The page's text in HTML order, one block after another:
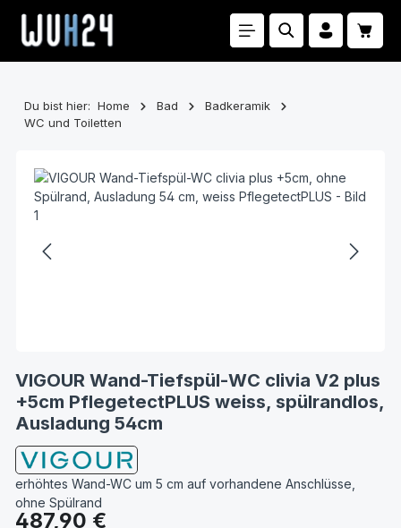
Zum Hauptinhalt springen
Du bist hier: Home Bad
Badkeramik
WC und Toiletten
VIGOUR Wand-Tiefspül-WC clivia V2 plus
+5cm PflegetectPLUS weiss, spülrandlos,
Ausladung 54cm
erhöhtes Wand-WC um 5 cm auf vorhandene Anschlüsse,
ohne Spülrand
Regulärer Preis:
487,90 €